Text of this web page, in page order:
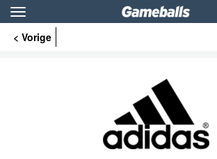
Toggle
navigation
< Vorige